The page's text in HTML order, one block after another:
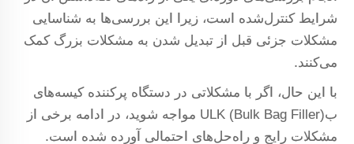
شرایط کنترل‌شده است، زیرا این بررسی‌ها به شناسایی
مشکلات جزئی قبل از تبدیل شدن به مشکلات بزرگ کمک
می‌کنند.
با این حال، اگر با مشکلاتی در دستگاه پرکننده کیسه‌های
بULK (Bulk Bag Filler) مواجه شوید، در ادامه برخی از
مشکلات رایج و راه‌حل‌های احتمالی آورده شده است.